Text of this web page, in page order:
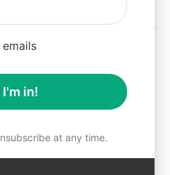
registered trademarks are the
respective owners.
brand names are registered
laws.
I'm in!
at any time.